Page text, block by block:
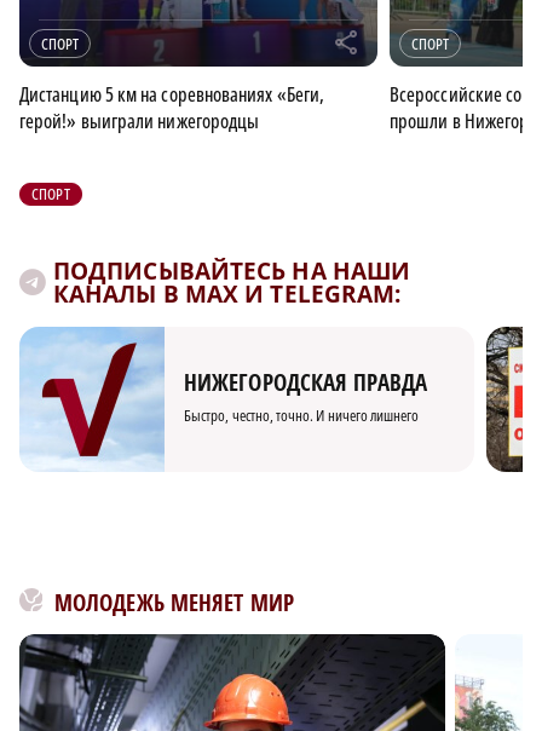
СПОРТ r
Дистанцию 5 км на соревнованиях «Беги,
герой!» выиграли нижегородцы
СПОРТ
Всероссийские
прошли в
СПОРТ
ПОДПИСЫВАЙТЕСЬ НА НАШИ
КАНАЛЫ В MAX И TELEGRAM:
НИЖЕГОРОДСКАЯ ПРАВДА
Быстро, честно, точно. И ничего лишнего
МОЛОДЕЖЬ МЕНЯЕТ МИР